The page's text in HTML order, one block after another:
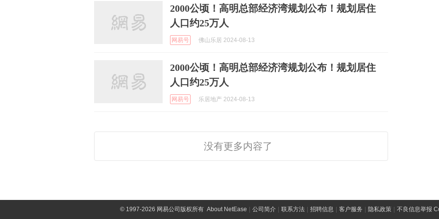
2000公顷！高明总部经济湾规划公布！规划居住
人口约25万人
网易号 佛山乐居 2024-08-13
2000公顷！高明总部经济湾规划公布！规划居住
人口约25万人
网易号 乐居地产 2024-08-13
没有更多内容了
©1997-2026 网易公司版权所有 About NetEase 公司简介 联系方法 招聘信息 客户服务 隐私政策 不良信息举报